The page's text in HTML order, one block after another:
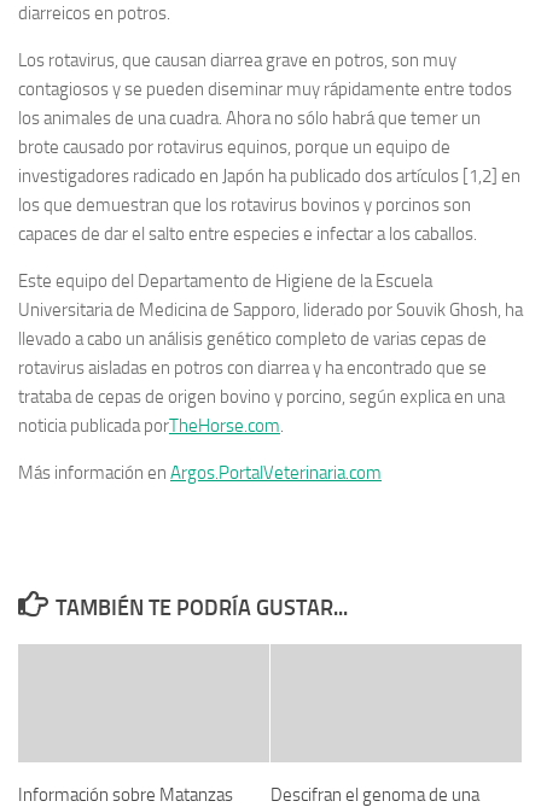
diarreicos en potros.
Los rotavirus, que causan diarrea grave en potros, son muy
contagiosos y se pueden diseminar muy rápidamente entre todos
los animales de una cuadra. Ahora no sólo habrá que temer un
brote causado por rotavirus equinos, porque un equipo de
investigadores radicado en Japón ha publicado dos artículos [1,2] en
los que demuestran que los rotavirus bovinos y porcinos son
capaces de dar el salto entre especies e infectar a los caballos.
Este equipo del Departamento de Higiene de la Escuela
Universitaria de Medicina de Sapporo, liderado por Souvik Ghosh, ha
llevado a cabo un análisis genético completo de varias cepas de
rotavirus aisladas en potros con diarrea y ha encontrado que se
trataba de cepas de origen bovino y porcino, según explica en una
noticia publicada porTheHorse.com
Más información en Argos.PortalVeterinaria.com
TAMBIÉN TE PODRÍA GUSTAR...
Información sobre Matanzas
Descifran el genoma de una